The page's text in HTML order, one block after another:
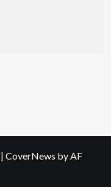
| CoverNews by AF